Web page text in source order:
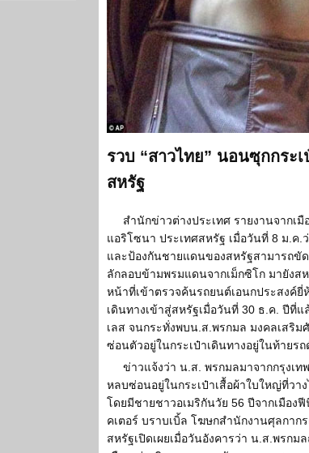
รวบ “สาวไทย” นอนซุกกระ
สหรัฐ
สำนักข่าวต่างประเทศ รายงานจากเมื
แอริโซนา ประเทศสหรัฐ เมื่อวันที่ 8 ม.ค.
และป้องกันชายแดนของสหรัฐสามารถขั
ลักลอบข้ามพรมแดนจากเม็กซิโก มายังสห
หน้าที่เข้าตรวจค้นรถยนต์เอนกประสงค์
เดินทางเข้าสู่สหรัฐเมื่อวันที่ 30 ธ.ค. ปีที่แ
เลส จนกระทั่งพบน.ส.พรกมล มงคลเสริม
ซ่อนตัวอยู่ในกระเป๋าเดินทางอยู่ในท้ายรถ
ข่าวแจ้งว่า น.ส. พรกมลมาจากกรุงเท
หลบซ่อนอยู่ในกระเป๋าเสื้อผ้าใบใหญ่ที่วา
โดยมีชายชาวอเมริกันวัย 56 ปีจากเมือง
คเตอร์ บราบเบิ้ล โฆษกสำนักงานศุลกา
สหรัฐเปิดเผยเมื่อวันอังคารว่า น.ส.พรกม